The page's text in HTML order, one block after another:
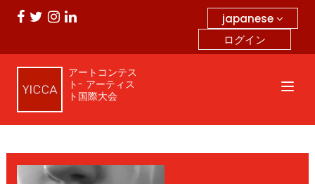
japanese
ログイン
アートコンテス
ト- アーティス
ト国際大会